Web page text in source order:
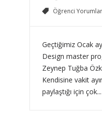
Öğrenci
Geçtiğimiz Ocak
Design master
Zeynep Tuğba
Kendisine vakit
paylaştığı için çok...